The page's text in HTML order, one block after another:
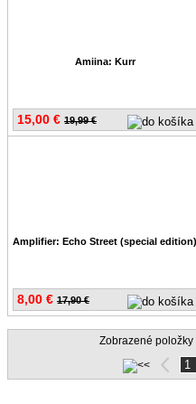
15,00 € 19,99 €
Amiina: Kurr
8,00 € 17,90 €
Amplifier: Echo Street (special edition)
Zobrazené položky